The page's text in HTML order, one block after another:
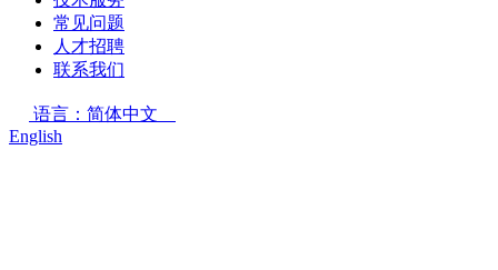
常见问题
人才招聘
联系我们
语言：简体中文
English